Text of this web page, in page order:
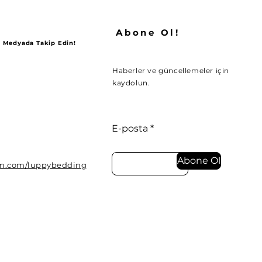
Abone Ol!
Medyada Takip Edin!
luppybedding
Haberler ve güncellemeler için
kaydolun.
E-posta
Abone Ol